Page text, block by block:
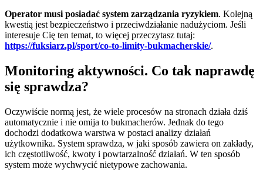
Operator musi posiadać system zarządzania ryzykiem. Kolejną
kwestią jest bezpieczeństwo i przeciwdziałanie nadużyciom. Jeśli
interesuje Cię ten temat, to więcej przeczytasz tutaj:
https://fuksiarz.pl/sport/co-to-limity-bukmacherskie/.
Monitoring aktywności. Co tak naprawdę
się sprawdza?
Oczywiście normą jest, że wiele procesów na stronach działa dziś
automatycznie i nie omija to bukmacherów. Jednak do tego
dochodzi dodatkowa warstwa w postaci analizy działań
użytkownika. System sprawdza, w jaki sposób zawiera on zakłady,
ich częstotliwość, kwoty i powtarzalność działań. W ten sposób
system może wychwycić nietypowe zachowania.